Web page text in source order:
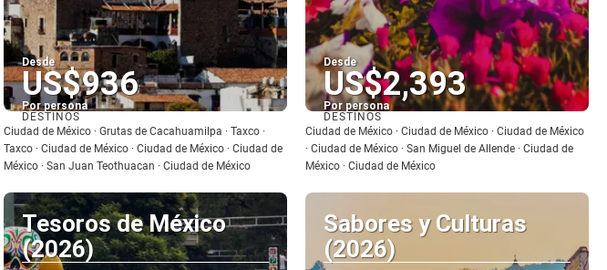
Desde
US$936
Por persona
Ver
DESTINOS
Ciudad de México · Grutas de Cacahuamilpa · Taxco ·
Taxco · Ciudad de México · Ciudad de México · Ciudad de
México · San Juan Teothuacan · Ciudad de México
Desde
US$2,393
Por persona
Ver
DESTINOS
Ciudad de México · Ciudad de México · Ciudad de México
· Ciudad de México · San Miguel de Allende · Ciudad de
México · Ciudad de México
Tesoros de México
(2026)
Sabores y Culturas
(2026)